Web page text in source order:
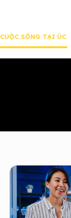
CUỘC SỐNG TẠI ÚC